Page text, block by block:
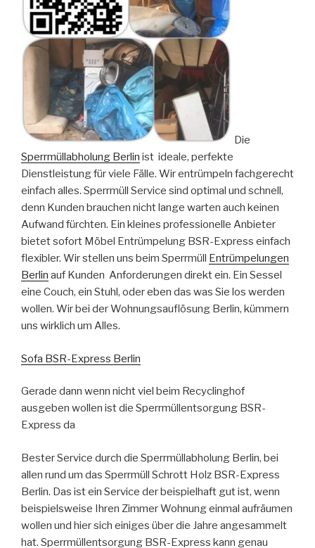
Die
Sperrmüllabholung Berlin ist ideale, perfekte
Dienstleistung für viele Fälle. Wir entrümpeln fachgerecht
einfach alles. Sperrmüll Service sind optimal und schnell,
denn Kunden brauchen nicht lange warten auch keinen
Aufwand fürchten. Ein kleines professionelle Anbieter
bietet sofort Möbel Entrümpelung BSR-Express einfach
flexibler. Wir stellen uns beim Sperrmüll Entrümpelungen
Berlin auf Kunden Anforderungen direkt ein. Ein Sessel
eine Couch, ein Stuhl, oder eben das was Sie los werden
wollen. Wir bei der Wohnungsauflösung Berlin, kümmern
uns wirklich um Alles.
Sofa BSR-Express Berlin
Gerade dann wenn nicht viel beim Recyclinghof
ausgeben wollen ist die Sperrmüllentsorgung BSR-
Express da
Bester Service durch die Sperrmüllabholung Berlin, bei
allen rund um das Sperrmüll Schrott Holz BSR-Express
Berlin. Das ist ein Service der beispielhaft gut ist, wenn
beispielsweise Ihren Zimmer Wohnung einmal aufräumen
wollen und hier sich einiges über die Jahre angesammelt
hat. Sperrmüllentsorgung BSR-Express kann genau